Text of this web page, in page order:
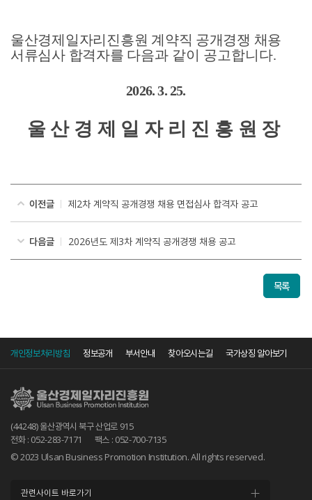
울산경제일자리진흥원 계약직 공개경쟁 채용
서류심사 합격자를 다음과 같이 공고합니다.
2026. 3. 25.
울산경제일자리진흥원장
이전글 제2차 계약직 공개경쟁 채용 면접심사 합격자 공고
다음글 2026년도 제3차 계약직 공개경쟁 채용 공고
목록
개인정보처리방침 정보공개 부서안내 찾아오시는길 국가상징 알아보기
(44248) 울산광역시 북구 산업로 915
전화 : 052-283-7171
팩스 : 052-700-7135
© 2023 Ulsan Business Promotion Institution. All rights reserved.
관련사이트 바로가기